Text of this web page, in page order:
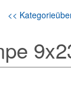
<<